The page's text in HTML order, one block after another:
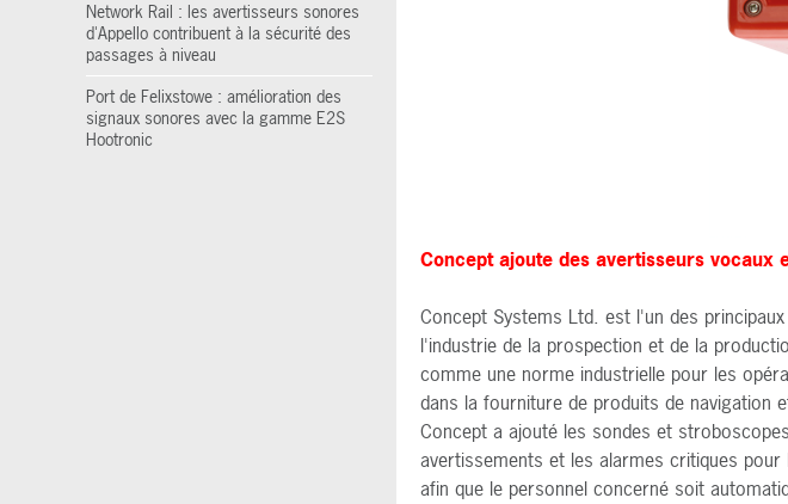
Network Rail : les avertisseurs sonores
d'Appello contribuent à la sécurité des
passages à niveau
Port de Felixstowe : amélioration des
signaux sonores avec la gamme E2S
Hootronic
Concept ajoute des avertisseurs
Concept Systems Ltd. est l'un des
l'industrie de la prospection et de la
comme une norme industrielle pour les
dans la fourniture de produits de navigation
Concept a ajouté les sondes et
avertissements et les alarmes critiques
afin que le personnel concerné soit